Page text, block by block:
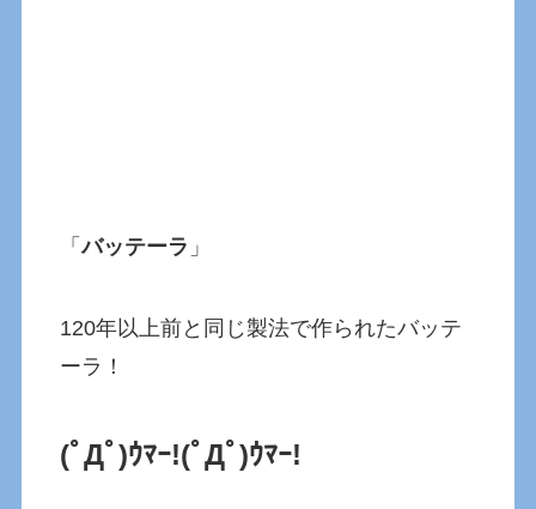
「バッテーラ 」
120年以上前と同じ製法で作られたバッテ
ーラ！
(ﾟДﾟ)ｳﾏｰ!(ﾟДﾟ)ｳﾏｰ!